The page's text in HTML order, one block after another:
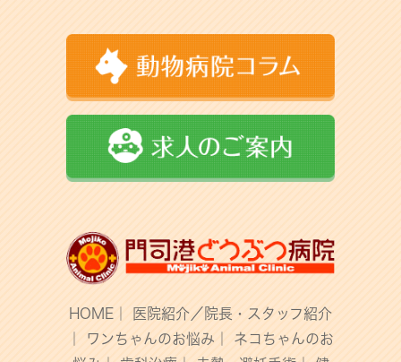
HOME
医院紹介／院長・スタッフ紹介
ワンちゃんのお悩み
ネコちゃんのお